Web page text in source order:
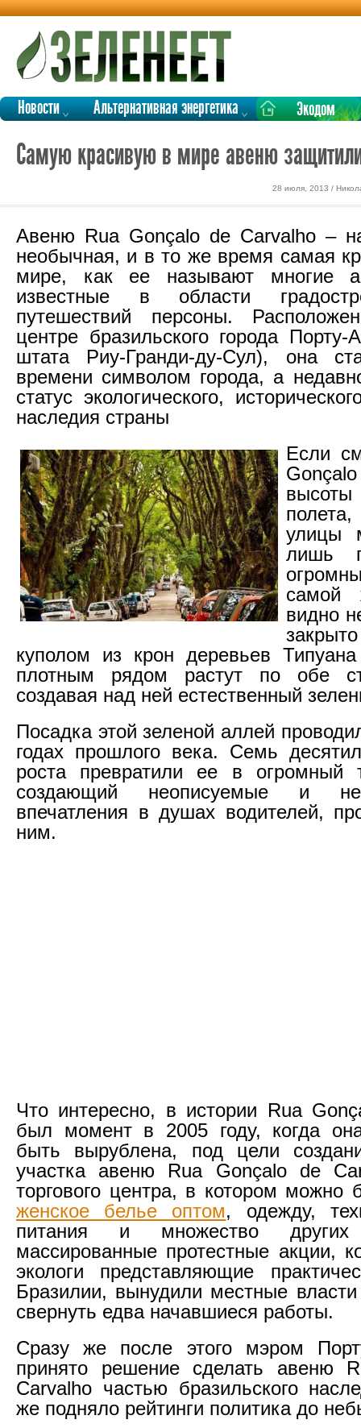
Новости Альтернативная энергетика Экодом
Самую красивую в мире авеню
28 июля, 2013 /
Авеню Rua Gonçalo de Carvalho –
необычная, и в то же время самая
мире, как ее называют многие
известные в области
путешествий персоны.
центре бразильского города Порту-
штата Риу-Гранди-ду-Сул), она
времени символом города, а
статус экологического,
наследия страны
Если
улицы
лишь
самой
видно
куполом из крон деревьев
плотным рядом растут по обе
создавая над ней естественный
Посадка этой зеленой аллей
годах прошлого века. Семь
роста превратили ее в огромный
создающий неописуемые и
впечатления в душах водителей,
ним.
Что интересно, в истории Rua
был момент в 2005 году, когда
быть вырублена, под цели
участка авеню Rua Gonçalo de
торгового центра, в котором можно
женское белье оптом, одежду,
питания и множество
массированные протестные акции,
экологи представляющие
Бразилии, вынудили местные
свернуть едва начавшиеся работы.
Сразу же после этого мэром
принято решение сделать авеню
Carvalho частью бразильского
же подняло рейтинги политика до